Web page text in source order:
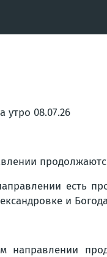
утро 08.07.26
есть
и
направлении